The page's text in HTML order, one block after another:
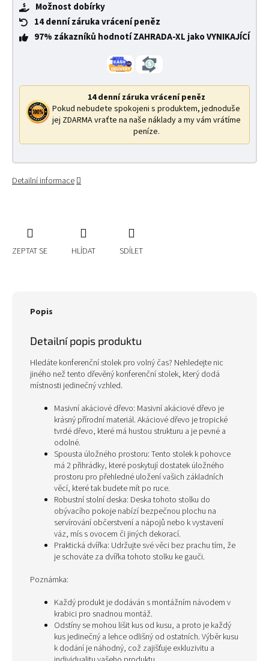
Možnost dobírky
14 denní záruka vrácení peněz
97% zákazníků hodnotí ZAHRADA-XL jako VYNIKAJÍCÍ
14 denní záruka vrácení peněz
Pokud nebudete spokojeni s produktem, jednoduše
jej ZDARMA vraťte na naše náklady a my vám vrátíme
peníze.
Detailní informace
ZEPTAT SE HLÍDAT SDÍLET
Popis
Detailní popis produktu
Hledáte konferenční stolek pro volný čas? Nehledejte nic
jiného než tento dřevěný konferenční stolek, který dodá
místnosti jedinečný vzhled.
Masivní akáciové dřevo: Masivní akáciové dřevo je
krásný přírodní materiál. Akáciové dřevo je tropické
tvrdé dřevo, které má hustou strukturu a je pevné a
odolné.
Spousta úložného prostoru: Tento stolek k pohovce
má 2 přihrádky, které poskytují dostatek úložného
prostoru pro přehledné uložení vašich základních
věcí, které tak budete mít po ruce.
Robustní stolní deska: Deska tohoto stolku do
obývacího pokoje nabízí bezpečnou plochu na
servírování občerstvení a nápojů nebo k vystavení
váz, mís s ovocem či jiných dekorací.
Praktická dvířka: Udržujte své věci bez prachu tím, že
je schováte za dvířka tohoto stolku ke gauči.
Poznámka:
Každý produkt je dodáván s montážním návodem v
krabici pro snadnou montáž.
Odstíny se mohou lišit kus od kusu, a proto je každý
kus jedinečný a lehce odlišný od ostatních. Výběr kusu
k dodání je náhodný, což zajišťuje exkluzivitu a